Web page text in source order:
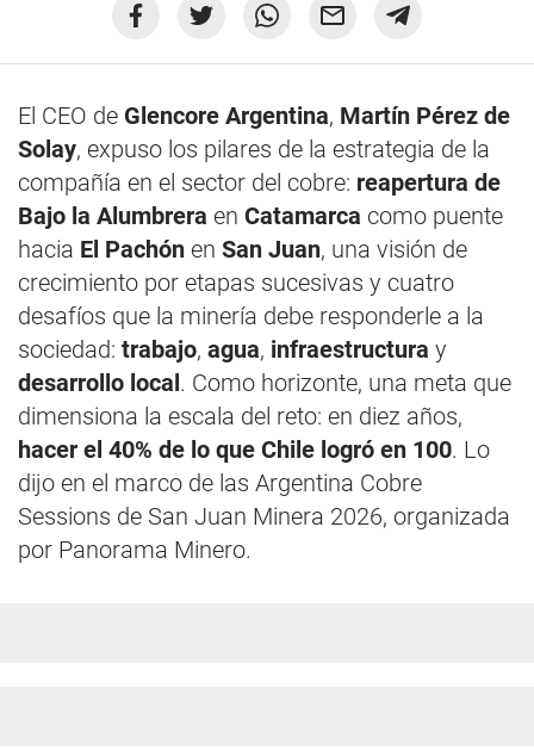
El CEO de Glencore Argentina, Martín Pérez de
Solay, expuso los pilares de la estrategia de la
compañía en el sector del cobre: reapertura de
Bajo la Alumbrera en Catamarca como puente
hacia El Pachón en San Juan, una visión de
crecimiento por etapas sucesivas y cuatro
desafíos que la minería debe responderle a la
sociedad: trabajo, agua, infraestructura y
desarrollo local . Como horizonte, una meta que
dimensiona la escala del reto: en diez años,
hacer el 40% de lo que Chile logró en 100. Lo
dijo en el marco de las Argentina Cobre
Sessions de San Juan Minera 2026, organizada
por Panorama Minero.